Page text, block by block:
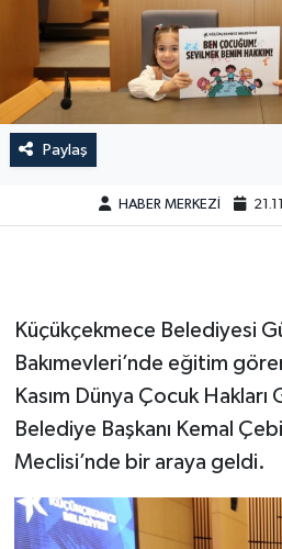
Paylaş
HABER MERKEZİ
Küçükçekmece Belediyesi
Bakımevleri’nde eğitim
Kasım Dünya Çocuk Hakları
Belediye Başkanı Kemal
Meclisi’nde bir araya geldi.